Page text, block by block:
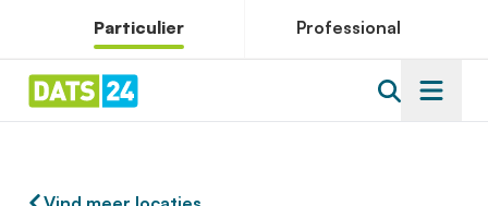
Particulier Professional